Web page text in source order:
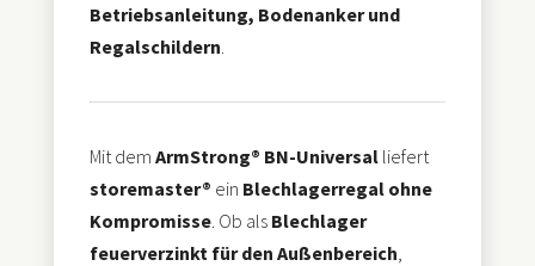
Betriebsanleitung, Bodenanker und
Regalschildern
Mit dem ArmStrong® BN-Universalliefert
storemaster® ein Blechlagerregal ohne
Kompromisse. Ob als Blechlager
feuerverzinkt für den Außenbereich